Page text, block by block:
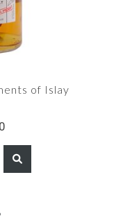
of Islay